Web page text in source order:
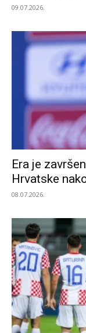
09.07.2026.
Era je
Hrvatske
08.07.2026.